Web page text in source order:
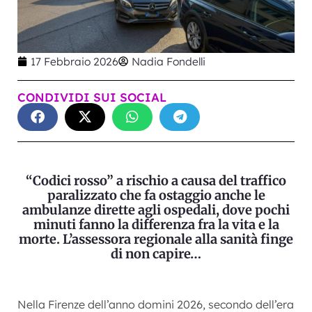
17 Febbraio 2026 Nadia Fondelli
CONDIVIDI SUI SOCIAL
“Codici rosso” a rischio a causa del traffico
paralizzato che fa ostaggio anche le
ambulanze dirette agli ospedali, dove pochi
minuti fanno la differenza fra la vita e la
morte. L’assessora regionale alla sanità finge
di non capire…
Nella Firenze dell’anno domini 2026, secondo dell’era